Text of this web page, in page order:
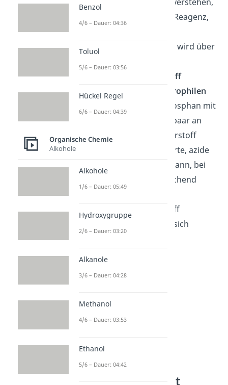
Nun muss man nur noch verstehen,
wie sich die nötige Wittig-Reagenz,
synthetisieren lässt. Diese wird über
Halogenkohlenwasserstoff
zugänglich. In einer
elektrophilen
wird das Phosphan mit
seinem freien Elektronenpaar an
den Halogenkohlenwasserstoff
gebunden. Das benachbarte, azide
Wasserstoffproton wird dann, bei
Anwesenheit einer ausreichend
Halogenkohlenwasserstoff
abgespalten und es stellt sich
Wittig Reaktion
Stereoselektivität
Benzol
4/6 – Dauer: 04:36
Toluol
5/6 – Dauer: 03:56
Hückel Regel
6/6 – Dauer: 04:39
Organische Chemie
Alkohole
Alkohole
1/6 – Dauer: 05:49
Hydroxygruppe
2/6 – Dauer: 03:20
Alkanole
3/6 – Dauer: 04:28
Methanol
4/6 – Dauer: 03:53
Ethanol
5/6 – Dauer: 04:42